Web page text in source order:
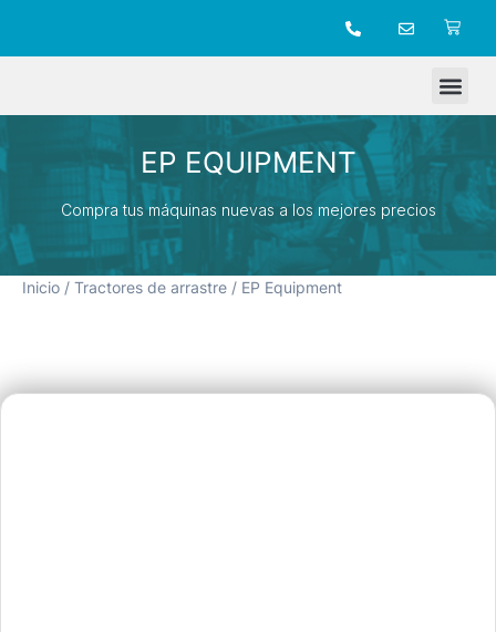
EP EQUIPMENT
Compra tus máquinas nuevas a los mejores precios
Inicio / Tractores de arrastre / EP Equipment